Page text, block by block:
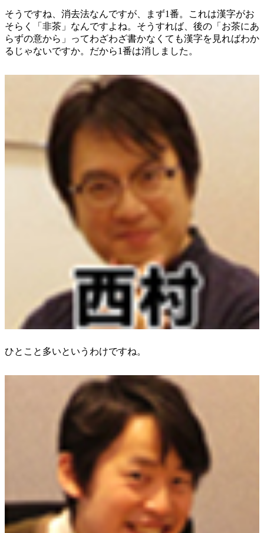
そうですね、消去法なんですが、まず1番。これは漢字がお
そらく「非茶」なんですよね。そうすれば、後の「お茶にあ
らずの意から」ってわざわざ書かなくても漢字を見ればわか
るじゃないですか。だから1番は消しました。
ひとこと多いというわけですね。